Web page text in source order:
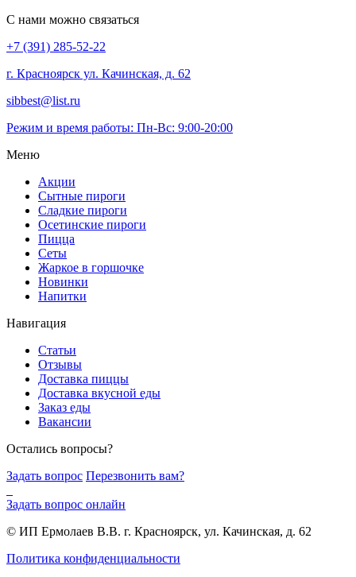
С нами можно связаться
+7 (391) 285-52-22
г. Красноярск ул. Качинская, д. 62
sibbest@list.ru
Режим и время работы: Пн-Вс: 9:00-20:00
Меню
Акции
Сытные пироги
Сладкие пироги
Осетинские пироги
Пицца
Сеты
Жаркое в горшочке
Новинки
Напитки
Навигация
Статьи
Отзывы
Доставка пиццы
Доставка вкусной еды
Заказ еды
Вакансии
Остались вопросы?
Задать вопрос Перезвонить вам?
Задать вопрос онлайн
© ИП Ермолаев В.В. г. Красноярск, ул. Качинская, д. 62
Политика конфиденциальности